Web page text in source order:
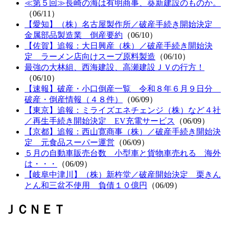
≪第５回≫長崎の海は有明商事、葵新建設のものか。
（06/11）
【愛知】（株）名古屋製作所／破産手続き開始決定
金属部品製造業 倒産要約 （06/10）
【佐賀】追報：大日興産（株）／破産手続き開始決
定 ラーメン店向けスープ原料製造 （06/10）
最強の大林組、西海建設、高瀬建設ＪＶの行方！
（06/10）
【速報】破産・小口倒産一覧 令和８年６月９日分
破産・倒産情報（４８件）
（06/09）
【東京】追報：ミライズエネチェンジ（株）など４社
／再生手続き開始決定 EV充電サービス
（06/09）
【京都】追報：西山寛商事（株）／破産手続き開始決
定 元食品スーパー運営 （06/09）
５月の自動車販売台数 小型車と貨物車売れる 海外
は・・・
（06/09）
【岐阜中津川】（株）新杵堂／破産開始決定 栗きん
とん和三盆不使用 負債１０億円
（06/09）
ＪＣＮＥＴ